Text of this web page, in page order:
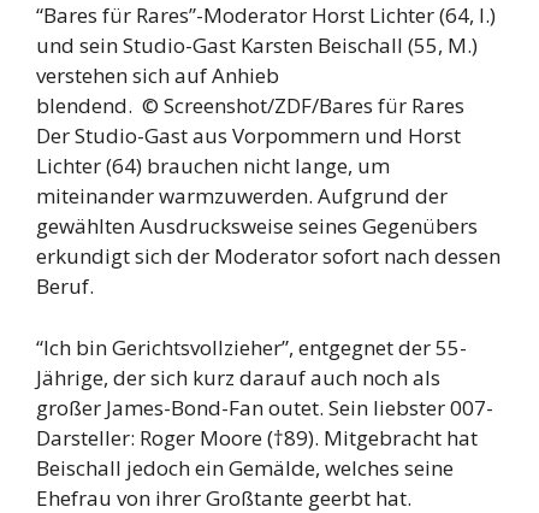
“Bares für Rares”-Moderator Horst Lichter (64, l.)
und sein Studio-Gast Karsten Beischall (55, M.)
verstehen sich auf Anhieb
blendend. © Screenshot/ZDF/Bares für Rares
Der Studio-Gast aus Vorpommern und Horst
Lichter (64) brauchen nicht lange, um
miteinander warmzuwerden. Aufgrund der
gewählten Ausdrucksweise seines Gegenübers
erkundigt sich der Moderator sofort nach dessen
Beruf.
“Ich bin Gerichtsvollzieher”, entgegnet der 55-
Jährige, der sich kurz darauf auch noch als
großer James-Bond-Fan outet. Sein liebster 007-
Darsteller: Roger Moore (†89). Mitgebracht hat
Beischall jedoch ein Gemälde, welches seine
Ehefrau von ihrer Großtante geerbt hat.